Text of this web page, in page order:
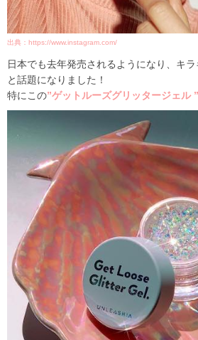
出典：https://www.instagram.com/
日本でも去年発売されるようになり、キ
と話題になりました！
特にこの”ゲットルーズグリッタージェル ”